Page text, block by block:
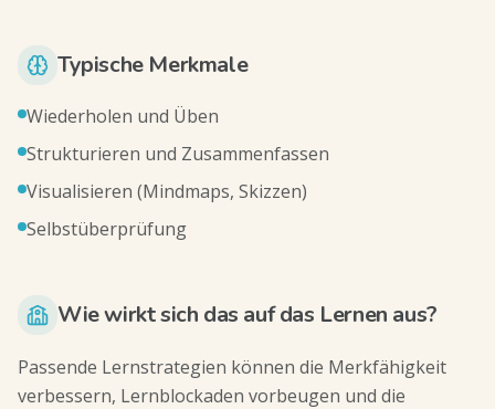
Typische Merkmale
Wiederholen und Üben
Strukturieren und Zusammenfassen
Visualisieren (Mindmaps, Skizzen)
Selbstüberprüfung
Wie wirkt sich das auf das Lernen aus?
Passende Lernstrategien können die Merkfähigkeit
verbessern, Lernblockaden vorbeugen und die